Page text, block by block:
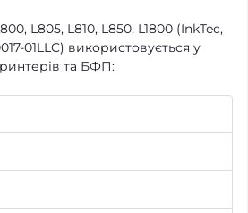
L805, L810, L850, L1800 (InkTec,
01LLC) використовується у
та БФП: